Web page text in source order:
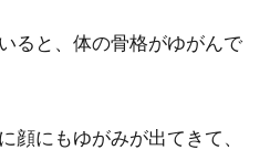
何回洗えばいい？
ると、体の骨格がゆがんで
顔にもゆがみが出てきて、